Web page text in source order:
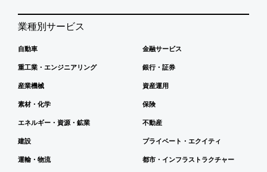
業種別サービス
自動車
重工業・エンジニアリング
産業機械
素材・化学
エネルギー・資源・鉱業
建設
運輸・物流
金融サービス
銀行・証券
資産運用
保険
不動産
プライベート・エクイティ
都市・インフラストラクチャー